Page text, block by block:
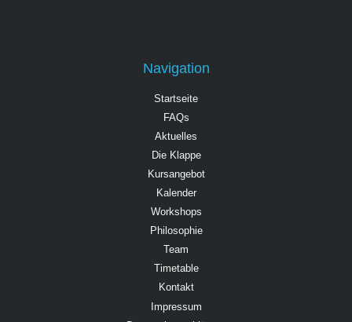
Navigation
Startseite
FAQs
Aktuelles
Die Klappe
Kursangebot
Kalender
Workshops
Philosophie
Team
Timetable
Kontakt
Impressum